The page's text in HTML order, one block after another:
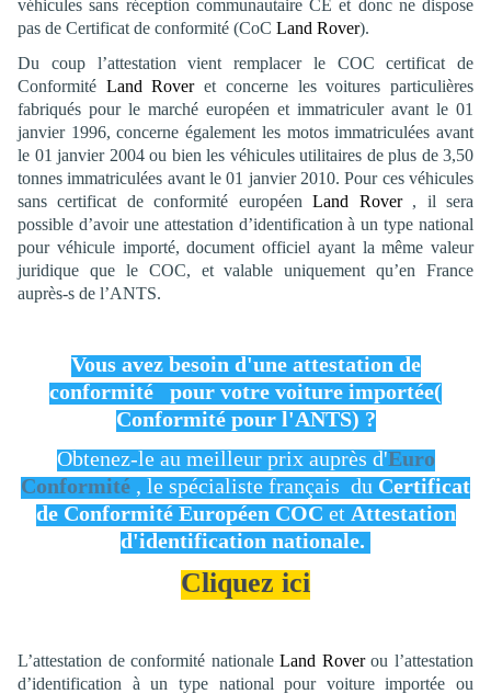
véhicules sans réception communautaire CE et donc ne dispose
pas de Certificat de conformité (CoC Land Rover).
Du coup l’attestation vient remplacer le COC certificat de
Conformité Land Roveret concerne les voitures particulières
fabriqués pour le marché européen et immatriculer avant le 01
janvier 1996, concerne également les motos immatriculées avant
le 01 janvier 2004 ou bien les véhicules utilitaires de plus de 3,50
tonnes immatriculées avant le 01 janvier 2010. Pour ces véhicules
sans certificat de conformité européenLand Rover , il sera
possible d’avoir une attestation d’identification à un type national
pour véhicule importé, document officiel ayant la même valeur
juridique que le COC, et valable uniquement qu’en France
auprès-s de l’ANTS.
Vous avez besoin d'une attestation de
conformité pour votre voiture importée(
Conformité pour l'ANTS) ?
Obtenez-le au meilleur prix auprès d'Euro
Conformité , le spécialiste français du Certificat
de Conformité Européen COC et Attestation
d'identification nationale.
Cliquez ici
L’attestation de conformité nationaleLand Roverou l’attestation
d’identification à un type national pour voiture importée ou